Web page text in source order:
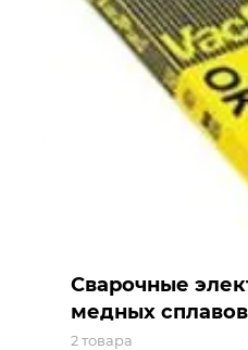
Сварочные
медных сплавов
2 товара